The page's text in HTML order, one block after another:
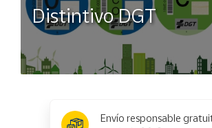
Distintivo DGT
Envío responsable